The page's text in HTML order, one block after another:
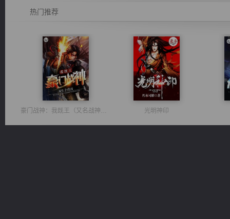
热门推荐
豪门战神：我既王（又名战神归来不败神婿修罗战神） 光明神印